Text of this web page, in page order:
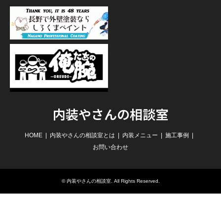
内装やさんの相談室
HOME 内装やさんの相談室とは 内装メニュー
施工事例
お問い合わせ
©内装やさんの相談室. All Rights Reserved.